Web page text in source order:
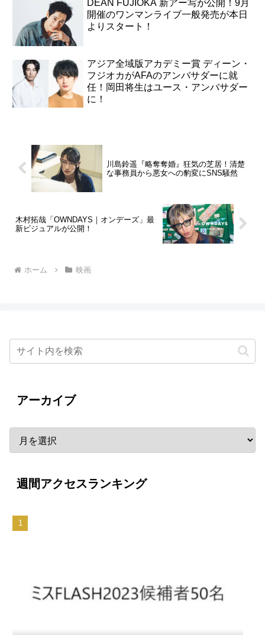
DEAN FUJIOKA 新アー写が公開！9月
開催のワンマンライブ一般発売が本日
よりスタート！
アジア全域版アカデミー賞 ディーン・
フジオカがAFAのアンバサダーに就
任！岡田将生はユース・アンバサダー
に！
川島鈴遥『略奪奪婚』狂気の芝居！清楚
な事務員から悪女への豹変にSNS騒然
木村拓哉「OWNDAYS｜オンデーズ」最
新ビジュアルが公開！
ホーム 映画
アーカイブ
週間アクセスランキング